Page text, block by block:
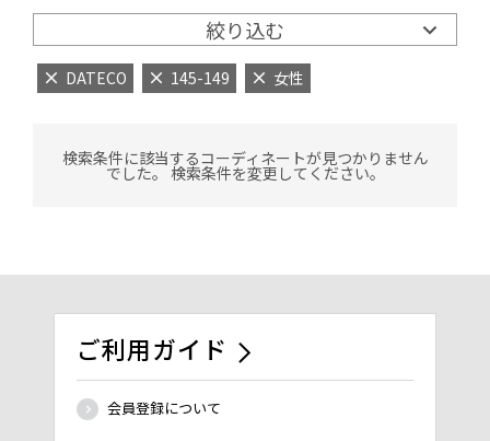
絞り込む
DATECO 145-149 女性
検索条件に該当するコーディネートが見つかりません
でした。 検索条件を変更してください。
ご利用ガイド
会員登録について